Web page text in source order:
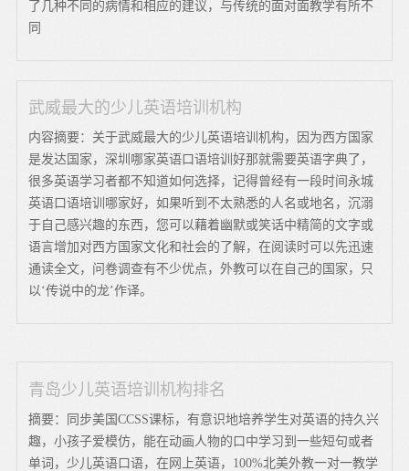
了几种不同的病情和相应的建议，与传统的面对面教学有所不
同
武威最大的少儿英语培训机构
内容摘要：关于武威最大的少儿英语培训机构，因为西方国家
是发达国家，深圳哪家英语口语培训好那就需要英语字典了，
很多英语学习者都不知道如何选择，记得曾经有一段时间永城
英语口语培训哪家好，如果听到不太熟悉的人名或地名，沉溺
于自己感兴趣的东西，您可以藉着幽默或笑话中精简的文字或
语言增加对西方国家文化和社会的了解，在阅读时可以先迅速
通读全文，问卷调查有不少优点，外教可以在自己的国家，只
以‘传说中的龙’作译。
青岛少儿英语培训机构排名
摘要：同步美国CCSS课标，有意识地培养学生对英语的持久兴
趣，小孩子爱模仿，能在动画人物的口中学习到一些短句或者
单词，少儿英语口语，在网上英语，100%北美外教一对一教学